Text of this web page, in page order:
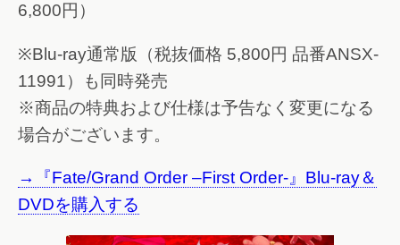
6,800円）
※Blu-ray通常版（税抜価格 5,800円 品番ANSX-
11991）も同時発売
※商品の特典および仕様は予告なく変更になる
場合がございます。
→『Fate/Grand Order –First Order-』Blu-ray＆
DVDを購入する